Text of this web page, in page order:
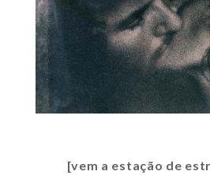
[vem a estação de